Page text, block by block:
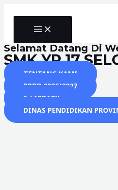
MAIN
MENU
Selamat Datang Di
SMK YP 17
TENTANG KAMI
PPDB 2026/2027
E-LIBRARY
DINAS PENDIDIKAN